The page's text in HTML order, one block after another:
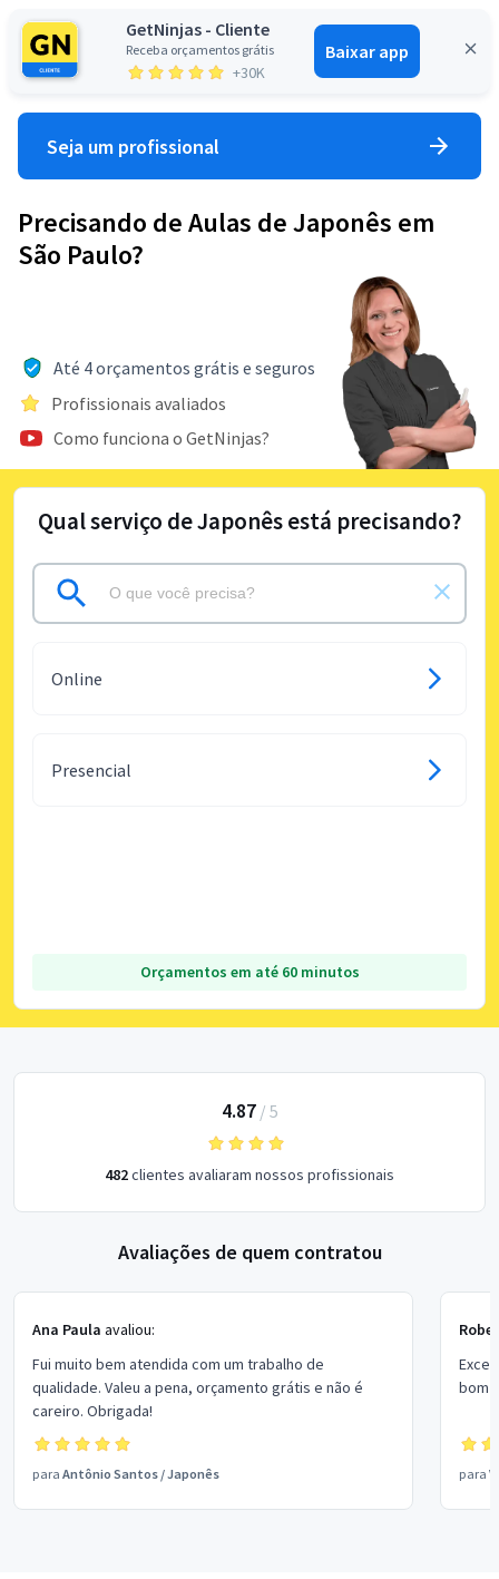
GetNinjas - Cliente
Receba orçamentos grátis
+30K
Baixar app
Entrar
Seja um profissional
Precisando de Aulas de Japonês em
São Paulo?
Até 4 orçamentos grátis e seguros
Profissionais avaliados
Como funciona o GetNinjas?
Qual serviço de Japonês está precisando?
Online
Presencial
Orçamentos em até 60 minutos
4.87/ 5
482clientes avaliaram nossos profissionais
Avaliações de quem contratou
Ana Paula avaliou:
Fui muito bem atendida com um trabalho de
qualidade. Valeu a pena, orçamento grátis e não é
careiro. Obrigada!
para Antônio Santos /Japonês
bom
para